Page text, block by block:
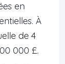
en
À
de 4
000 £.